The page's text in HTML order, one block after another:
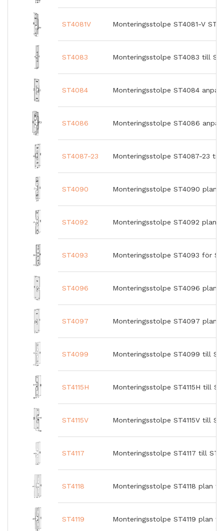
ST4081V Monteringsstolpe ST4081-V
ST4083 Monteringsstolpe ST4083 till
ST4084 Monteringsstolpe ST4084
ST4086 Monteringsstolpe ST4086
ST4087-23 Monteringsstolpe ST4087-23
ST4090 Monteringsstolpe ST4090 plan
ST4092 Monteringsstolpe ST4092 plan
ST4093 Monteringsstolpe ST4093 för
ST4096 Monteringsstolpe ST4096 plan
ST4097 Monteringsstolpe ST4097 plan
ST4099 Monteringsstolpe ST4099 till
ST4115H Monteringsstolpe ST4115H till
ST4115V Monteringsstolpe ST4115V till
ST4117 Monteringsstolpe ST4117 till
ST4118 Monteringsstolpe ST4118 plan
ST4119 Monteringsstolpe ST4119 plan